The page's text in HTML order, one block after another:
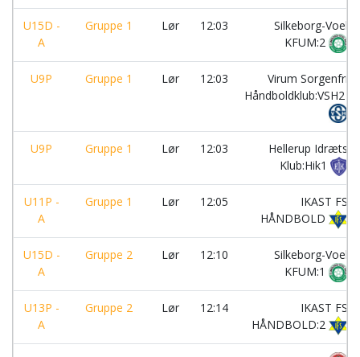
U15D -
A
Gruppe 1 Lør 12:03
Silkeborg-Voel
KFUM:2
U9P Gruppe 1 Lør 12:03
Virum Sorgenfri
Håndboldklub:VSH2
U9P Gruppe 1 Lør 12:03
Hellerup Idræts
Klub:Hik1
U11P -
A
Gruppe 1 Lør 12:05
IKAST FS
HÅNDBOLD
U15D -
A
Gruppe 2 Lør 12:10
Silkeborg-Voel
KFUM:1
U13P -
A
Gruppe 2 Lør 12:14
IKAST FS
HÅNDBOLD:2